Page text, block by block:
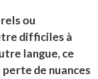
ou
difficiles à
langue, ce
de nuances